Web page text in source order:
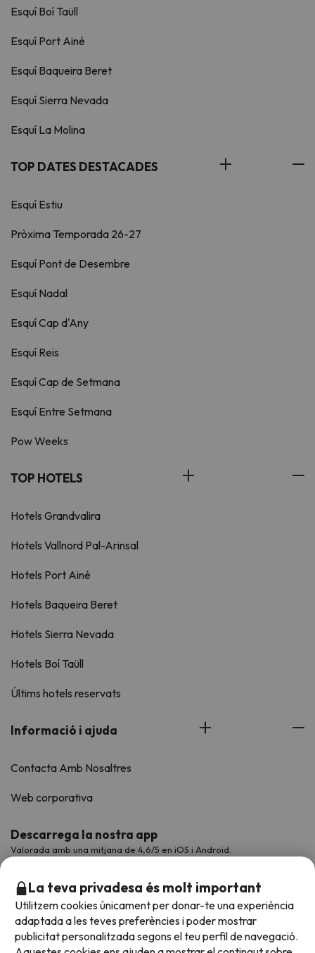
Esquí Boí Taüll
Esquí Port Ainé
Esquí Baqueira Beret
Esquí Sierra Nevada
Esquí La Molina
TOP DATES DESTACADES
Esquí Estiu
Pròxima Temporada 26-27
Esquí Pont de Desembre
Esquí Nadal
Esquí Cap d'Any
Esquí Reis
Esquí Cap de Setmana
Esquí Entre Setmana
Pow Weeks
TOP HOTELS
Hotels Grandvalira
Hotels Vallnord Pal-Arinsal
Hotels Port Ainé
Hotels Baqueira Beret
Hotels Sierra Nevada
Hotels Boí Taüll
Últims hotels reservats
Informació i ajuda
Contacta Amb Nosaltres
Web corporativa
Descarrega la nostra app
Valorada amb una mitjana de 4,6/5 en iOS i Android.
La teva privadesa és molt important
Utilitzem cookies únicament per donar-te una experiència
adaptada a les teves preferències i poder mostrar
publicitat personalitzada segons el teu perfil de navegació.